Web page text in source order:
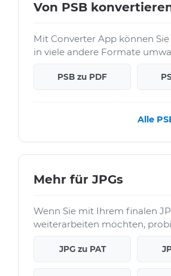
Von PSB
Mit Converter App können
in viele andere Formate
PSB zu PDF
Alle
Mehr für JPGs
Wenn Sie mit Ihrem finalen
weiterarbeiten möchten,
JPG zu PAT